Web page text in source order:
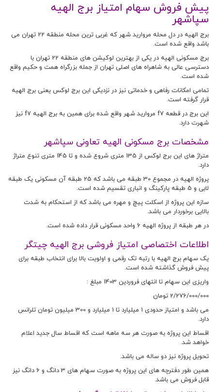
پیش فروش سهام امتیاز برج الهیه
سپاشهر
برج الهیه در دل محله مروارید شهر که غربی ترین محله منطقه 22 تهران می
باشد واقع شده است.
برج مسکونی الهیه در یکی از بهترین لوکیشن های منطقه 22 تهران با
دسترسی عالی به شاهراه های اصلی تهران از جمله بزرگراه همت و حکیم واقع
شده است.
تمامی امکانات رفاهی و خدماتی نیز در نزدیکی این برج لوکس یعنی برج الهیه
قرار گرفته است.
این برج در قطعه f7 مروارید شهر واقع شده برای همین به برج الهیه f7 نیز
شهرت دارد.
مشخصات برج مسکونی الهیه تعاونی سپاشهر
متراژ های این برج لوکس از 135 متری شروع شده و تا 145 متری تنوع متراژ
دارد.
پروژه الهیه در مجموع 30 طبقه می باشد که 25 طبقه آن مسکونی یک طبقه
لابی و 5 طبقه پارکینگ و انباری تقسیم شده است.
سازه این پروژه از اسکلت پیچ و مهره می باشد که از استحکام به شدت
بالایی برخوردار می باشد.
در هر طبقه از پروژه الهیه 6 واحد مسکونی قرار داده شده است.
اطلاعات اختصاصی امتیاز فروشی برج الهیه چیتگر
یک سهام برج الهیه با رتبه تک رقمی و اولویت بالا برای انتخاب طبقه برای
پیش فروش گذاشته شده است.
واریزی این سهام تا انتهای فروردین 1403 مبلغ :
2/276/000/000 تومان
می باشد و امتیاز حدودی 1 میلیارد تا 1 میلیارد و 300 میلیون تومان تلرانس
دارد.
اقساط این پروژه به صورت هر سه ماهه است که اقساط سال جدید اعلام
خواهد شد.
تحویل پروژه نیز دو ساله می باشد.
همین طور دفترچه های این پروژه به صورت سهام های 3 دانگ و 6 دانگ نیز
قابل فروش می باشد.